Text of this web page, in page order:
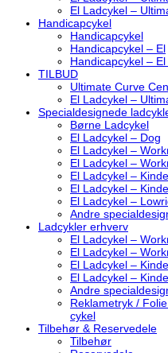
El Ladcykel –
Handicapcykel
Handicapcykel
Handicapcykel – El
Handicapcykel –
TILBUD
Ultimate Curve
El Ladcykel –
Specialdesignede
Børne Ladcykel
El Ladcykel – Dog
El Ladcykel –
El Ladcykel –
El Ladcykel –
El Ladcykel –
El Ladcykel –
Andre
Ladcykler erhverv
El Ladcykel –
El Ladcykel –
El Ladcykel –
El Ladcykel –
Andre
Reklametryk /
cykel
Tilbehør & Reservedele
Tilbehør